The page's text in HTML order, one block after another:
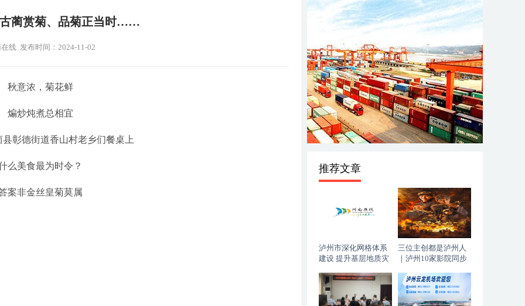
蔺赏菊、品菊正当时……
在线 发布时间：2024-11-02
秋意浓，菊花鲜
煸炒炖煮总相宜
县彰德街道香山村老乡们餐桌上
么美食最为时令？
案非金丝皇菊莫属
推荐文章
泸州市深化网格体系
建设 提升基层地质灾
三位主创都是泸州人
｜泸州10家影院同步
今日登陆全国院线